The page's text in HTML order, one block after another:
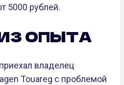
5000 рублей.
ОПЫТА
владелец
Touareg с проблемой